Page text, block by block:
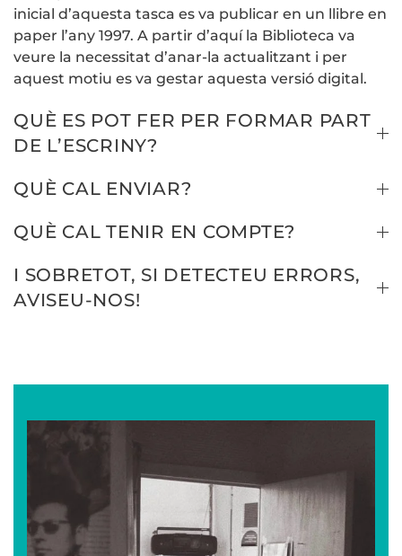
inicial d’aquesta tasca es va publicar en un llibre en
paper l’any 1997. A partir d’aquí la Biblioteca va
veure la necessitat d’anar-la actualitzant i per
aquest motiu es va gestar aquesta versió digital.
QUÈ ES POT FER PER FORMAR PART
DE L’ESCRINY?
QUÈ CAL ENVIAR?
QUÈ CAL TENIR EN COMPTE?
I SOBRETOT, SI DETECTEU ERRORS,
AVISEU-NOS!